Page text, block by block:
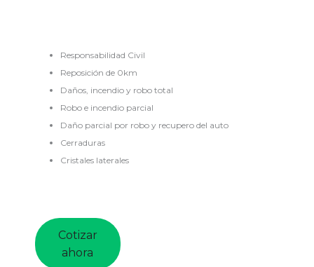
Responsabilidad Civil
Reposición de 0km
Daños, incendio y robo total
Robo e incendio parcial
Daño parcial por robo y recupero del auto
Cerraduras
Cristales laterales
Cotizar
ahora